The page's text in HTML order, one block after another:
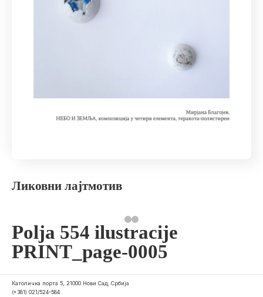
Ликовни лајтмотив
Polja 554 ilustracije
PRINT_page-0005
Католичка порта 5, 21000 Нови Сад, Србија
(+381) 021/524-584